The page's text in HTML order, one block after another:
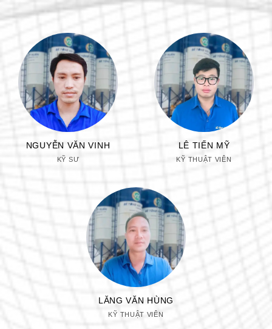
NGUYỄN VĂN VINH
KỸ SƯ
LÊ TIẾN MỸ
KỸ THUẬT VIÊN
LĂNG VĂN HÙNG
KỸ THUẬT VIÊN